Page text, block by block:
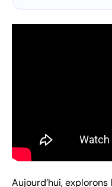
Aujourd’hui,